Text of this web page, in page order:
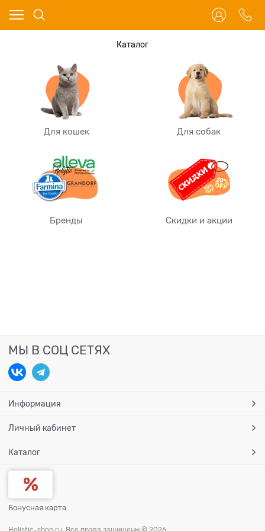
Каталог
Для кошек Для собак
Бренды Скидки и акции
МЫ В СОЦ СЕТЯХ
Информация
Личный кабинет
Каталог
Бонусная карта